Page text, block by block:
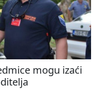
mogu izaći